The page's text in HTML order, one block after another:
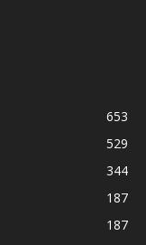
653
529
344
187
187